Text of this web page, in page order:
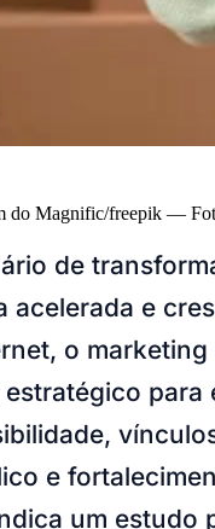
Portal
Novo
Legal
do Magnific/freepik —
de
acelerada e
o
para
e
um estudo